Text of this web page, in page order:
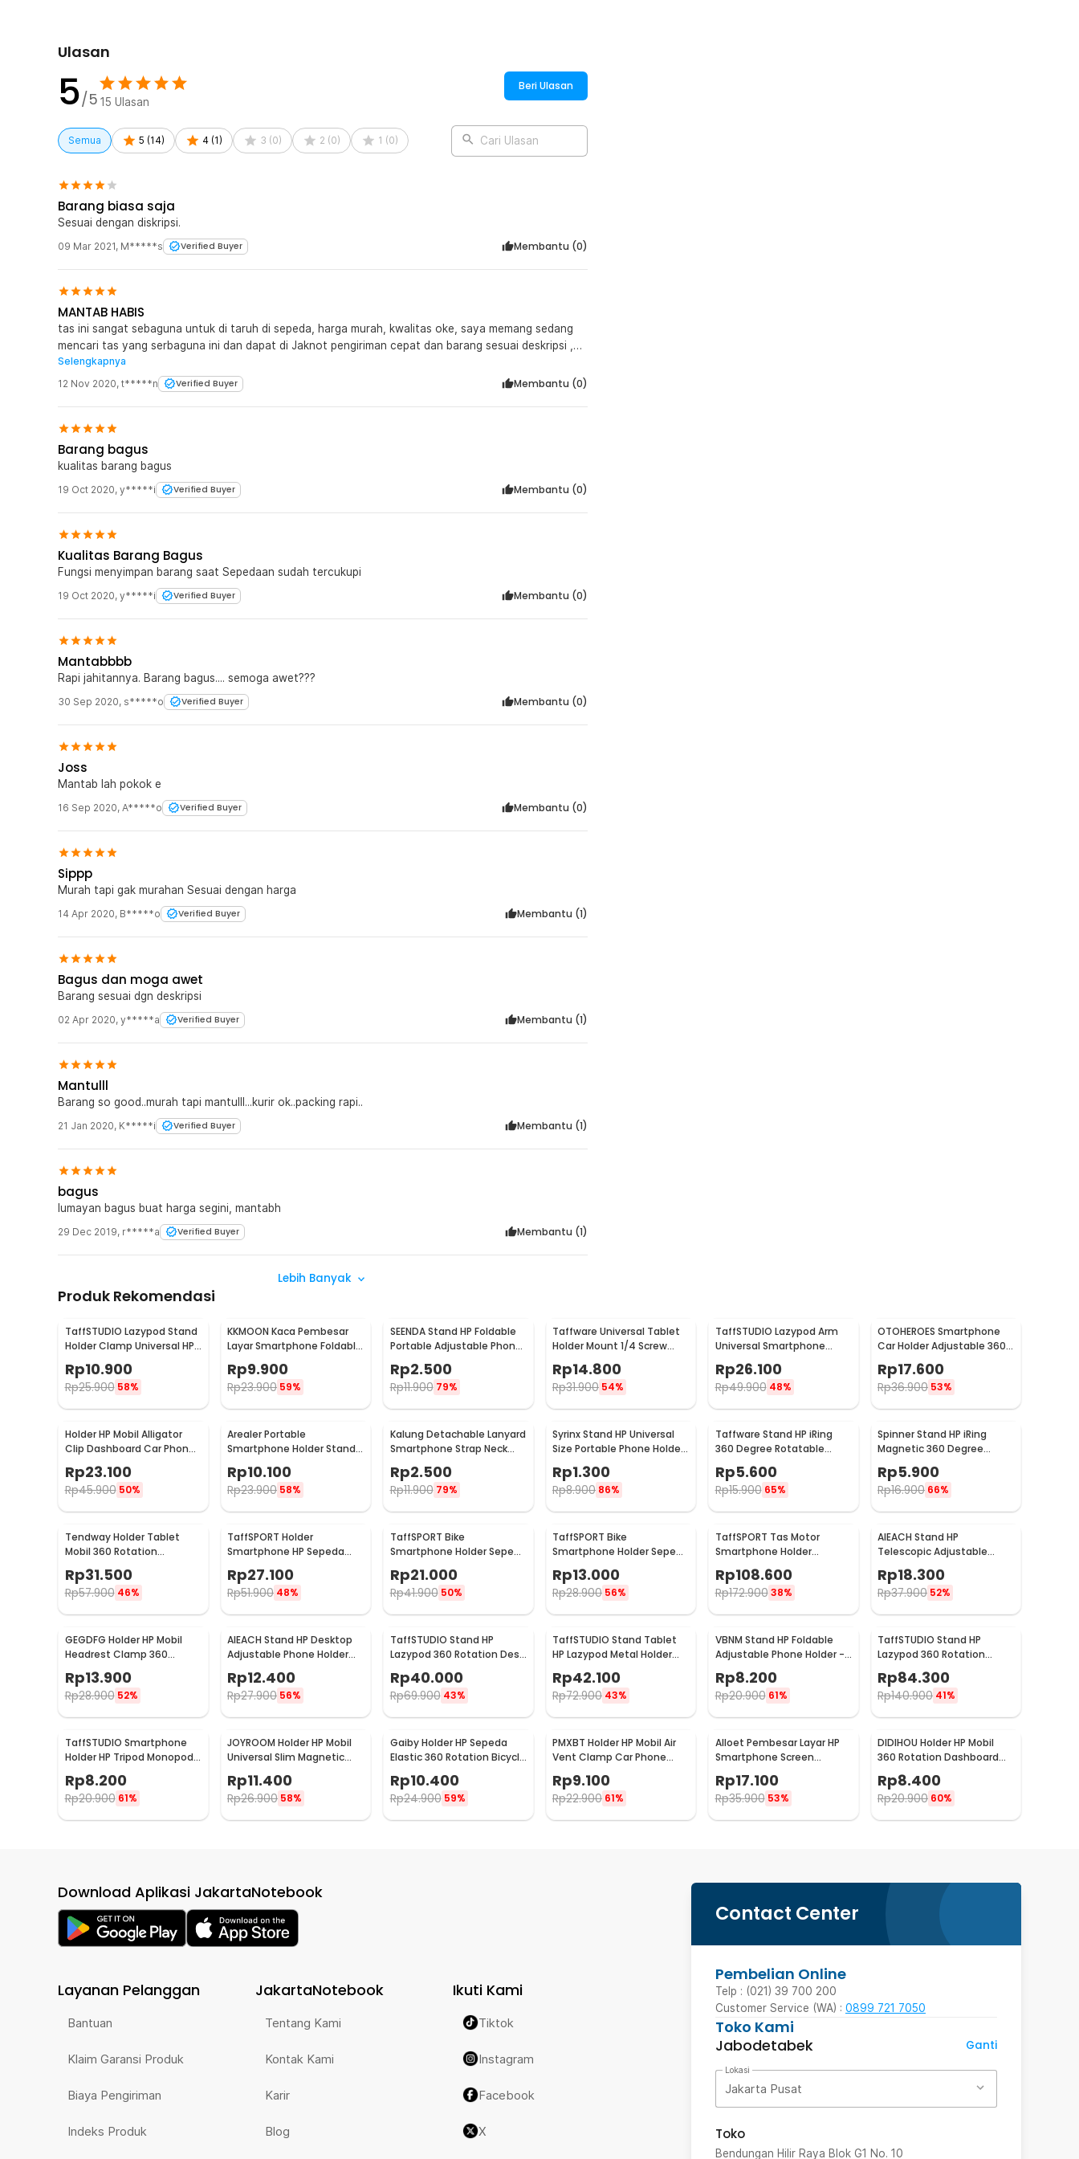
Cocok untuk Berbagai Aktivitas Bersepeda
ROSWHEEL frame bag dapat digunakan untuk MTB, road bike, sepeda lipat, hingga sepeda
touring. Tas ini membantu Anda membawa perlengkapan penting tanpa perlu menggunakan tas
punggung tambahan. Sangat cocok untuk commuting harian, olahraga, touring, hingga
bikepacking agar perjalanan terasa lebih nyaman dan efisien.
Rincian yang Anda dapatkan untuk pembelian produk ini:
1 x ROSWHEEL Tas Sepeda Top Tube Bike Bag Waterproof Holder HP 6 Inch - ROS12
Ulasan
5/5 15 Ulasan
Beri Ulasan
Semua 5 (14) 4 (1) 3 (0) 2 (0) 1 (0) Cari Ulasan
Barang biasa saja
Sesuai dengan diskripsi.
09 Mar 2021, M*****s Verified Buyer Membantu (0)
MANTAB HABIS
tas ini sangat sebaguna untuk di taruh di sepeda, harga murah, kwalitas oke, saya memang sedang
mencari tas yang serbaguna ini dan dapat di Jaknot pengiriman cepat dan barang sesuai deskripsi ,
serta berfungsi dengan baik. Terima kaih Jaknot
Selengkapnya
12 Nov 2020, t*****n Verified Buyer Membantu (0)
Barang bagus
kualitas barang bagus
19 Oct 2020, y*****i Verified Buyer Membantu (0)
Kualitas Barang Bagus
Fungsi menyimpan barang saat Sepedaan sudah tercukupi
19 Oct 2020, y*****i Verified Buyer Membantu (0)
Mantabbbb
Rapi jahitannya. Barang bagus.... semoga awet???
30 Sep 2020, s*****o Verified Buyer Membantu (0)
Joss
Mantab lah pokok e
16 Sep 2020, A*****o Verified Buyer Membantu (0)
Sippp
Murah tapi gak murahan Sesuai dengan harga
14 Apr 2020, B*****o Verified Buyer Membantu (1)
Bagus dan moga awet
Barang sesuai dgn deskripsi
02 Apr 2020, y*****a Verified Buyer Membantu (1)
Mantulll
Barang so good..murah tapi mantulll...kurir ok..packing rapi..
21 Jan 2020, K*****i Verified Buyer Membantu (1)
bagus
lumayan bagus buat harga segini, mantabh
29 Dec 2019, r*****a Verified Buyer Membantu (1)
Lebih Banyak
Produk Rekomendasi
TaffSTUDIO Lazypod Stand
Holder Clamp Universal HP
Tripod-8-1
Rp10.900
Rp25.900 58%
KKMOON Kaca Pembesar
Layar Smartphone Foldable
Rp9.900
Rp23.900 59%
SEENDA Stand HP Foldable
Portable Adjustable Phone
Rp2.500
Rp11.900 79%
Taffware Universal Tablet
Holder Mount 1/4 Screw
Bracket Tripod - VTM4
Rp14.800
Rp31.900 54%
TaffSTUDIO Lazypod Arm
Universal Smartphone
Tablet Holder Klip Clamp -
A-138
Rp26.100
Rp49.900 48%
OTOHEROES Smartphone
Car Holder Adjustable 360
Degree with Suction Cup -
T003
Rp17.600
Rp36.900 53%
Holder HP Mobil Alligator
Clip Dashboard Car Phone
Rp23.100
Rp45.900 50%
Arealer Portable
Smartphone Holder Stand
Rp10.100
Rp23.900 58%
Kalung Detachable Lanyard
Smartphone Strap Neck
Rp2.500
Rp11.900 79%
Syrinx Stand HP Universal
Size Portable Phone Holder
Rp1.300
Rp8.900 86%
Taffware Stand HP iRing
360 Degree Rotatable
Phone Holder - R20
Rp5.600
Rp15.900 65%
Spinner Stand HP iRing
Magnetic 360 Degree
Rp5.900
Rp16.900 66%
Tendway Holder Tablet
Mobil 360 Rotation
Headrest Mount 8-11 Inch -
SBT-1104
Rp31.500
Rp57.900 46%
TaffSPORT Holder
Smartphone HP Sepeda
Holder - YP07
Rp27.100
Rp51.900 48%
TaffSPORT Bike
Smartphone Holder Sepeda
BM03
Rp21.000
Rp41.900 50%
TaffSPORT Bike
Smartphone Holder Sepeda
Universal Bicycle - JR-OK5
Rp13.000
Rp28.900 56%
TaffSPORT Tas Motor
Smartphone Holder
Motorcycle Fuel Bag - SA212
Rp108.600
Rp172.900 38%
AIEACH Stand HP
Telescopic Adjustable
Phone Holder - K2
Rp18.300
Rp37.900 52%
GEGDFG Holder HP Mobil
Headrest Clamp 360
Rotation Car Phone Holder
- GP97
Rp13.900
Rp28.900 52%
AIEACH Stand HP Desktop
Adjustable Phone Holder
Rp12.400
Rp27.900 56%
TaffSTUDIO Stand HP
Lazypod 360 Rotation Desk
- D9
Rp40.000
Rp69.900 43%
TaffSTUDIO Stand Tablet
HP Lazypod Metal Holder
Rp42.100
Rp72.900 43%
VBNM Stand HP Foldable
Adjustable Phone Holder -
Rp8.200
Rp20.900 61%
TaffSTUDIO Stand HP
Lazypod 360 Rotation
Adjustable Phone Holder -
GH027
Rp84.300
Rp140.900 41%
TaffSTUDIO Smartphone
Holder HP Tripod Monopod
Clamp Mount 1/4 Thread -
F360
Rp8.200
Rp20.900 61%
JOYROOM Holder HP Mobil
Universal Slim Magnetic
Rp11.400
Rp26.900 58%
Gaiby Holder HP Sepeda
Elastic 360 Rotation Bicycle
Rp10.400
Rp24.900 59%
PMXBT Holder HP Mobil Air
Vent Clamp Car Phone
Rp9.100
Rp22.900 61%
Alloet Pembesar Layar HP
Smartphone Screen
Rp17.100
Rp35.900 53%
DIDIHOU Holder HP Mobil
360 Rotation Dashboard
Clamp Car Phone Holder -
YB20-3
Rp8.400
Rp20.900 60%
Contact Center
Pembelian Online
Telp : (021) 39 700 200
Customer Service (WA) : 0899 721 7050
Toko Kami
Jabodetabek
Ganti
Lokasi
Jakarta Pusat
Toko
Bendungan Hilir Raya Blok G1 No. 10
Download Aplikasi JakartaNotebook
Layanan Pelanggan
Bantuan
Klaim Garansi Produk
Biaya Pengiriman
Indeks Produk
JakartaNotebook
Tentang Kami
Kontak Kami
Karir
Blog
Ikuti Kami
Tiktok
Instagram
Facebook
X